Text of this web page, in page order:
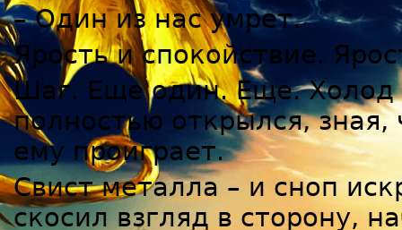
– Один из нас умрет.
Ярость и спокойствие.
Шаг. Еще один. Еще. Холод
полностью открылся, зная,
ему проиграет.
Свист металла – и сноп
скосил взгляд в сторону,